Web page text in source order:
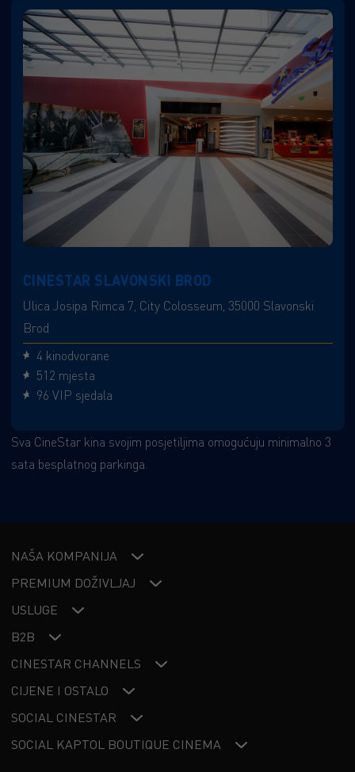
CINESTAR SLAVONSKI BROD
Ulica Josipa Rimca 7, City Colosseum, 35000 Slavonski
Brod
4 kinodvorane
512 mjesta
96 VIP sjedala
Sva CineStar kina svojim posjetiljima omogućuju minimalno 3
sata besplatnog parkinga.
NAŠA KOMPANIJA
PREMIUM DOŽIVLJAJ
USLUGE
B2B
CINESTAR CHANNELS
CIJENE I OSTALO
SOCIAL CINESTAR
SOCIAL KAPTOL BOUTIQUE CINEMA